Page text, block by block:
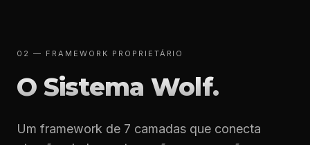
02 — FRAMEWORK PROPRIETÁRIO
O Sistema Wolf.
Um framework de 7 camadas que conecta